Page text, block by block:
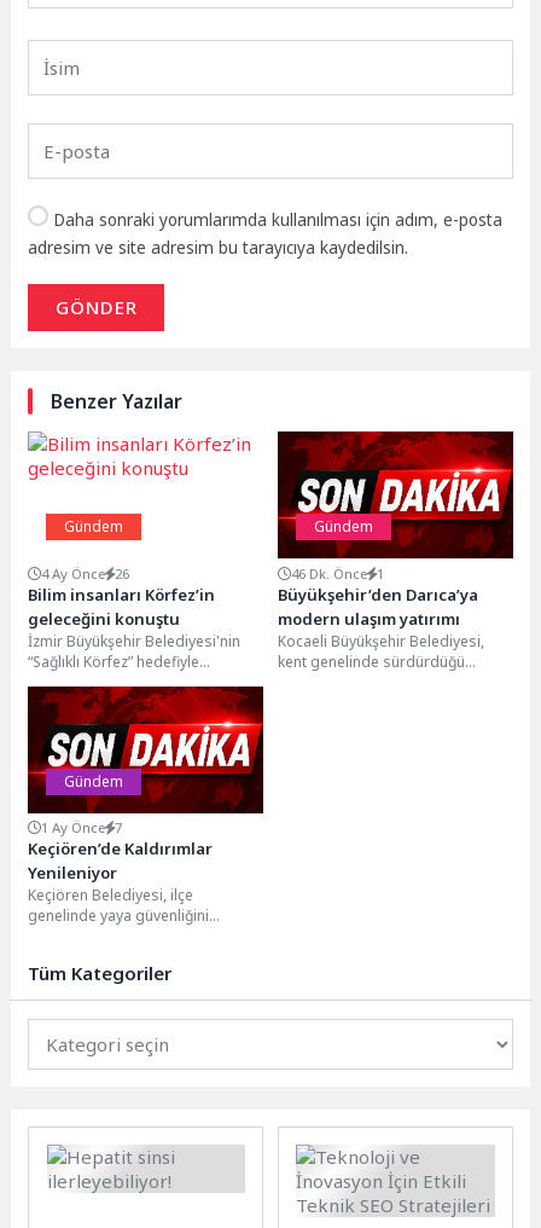
Daha sonraki yorumlarımda kullanılması için adım, e-posta
adresim ve site adresim bu tarayıcıya kaydedilsin.
GÖNDER
Benzer Yazılar
Gündem
4 Ay Önce 26
Bilim insanları Körfez’in
geleceğini konuştu
İzmir Büyükşehir Belediyesi'nin
“Sağlıklı Körfez” hedefiyle
düzenlediği Uluslararası İzmir
Körfez Konferansı, ikinci gününde
dünyanın önde...
Gündem
46 Dk. Önce 1
Büyükşehir’den Darıca’ya
modern ulaşım yatırımı
Kocaeli Büyükşehir Belediyesi,
kent genelinde sürdürdüğü
Gündem
1 Ay Önce 7
Keçiören’de Kaldırımlar
Yenileniyor
Keçiören Belediyesi, ilçe
genelinde yaya güvenliğini
ve bordür...
Tüm Kategoriler